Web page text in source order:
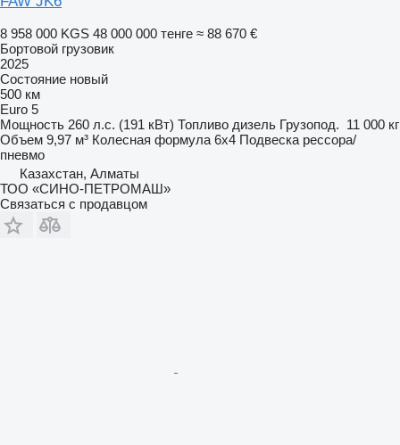
8 958 000 KGS 48 000 000 тенге ≈ 88 670 €
Бортовой грузовик
2025
Состояние новый
500 км
Euro 5
Мощность 260 л.с. (191 кВт) Топливо дизель Грузопод. 11 000 кг
Объем 9,97 м³ Колесная формула 6x4 Подвеска рессора/
пневмо
Казахстан, Алматы
ТОО «СИНО-ПЕТРОМАШ»
Связаться с продавцом